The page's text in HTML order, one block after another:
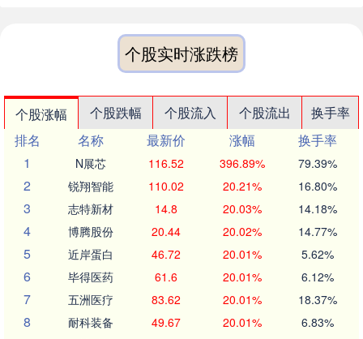
个股实时涨跌榜
个股涨幅 个股跌幅 个股流入 个股流出
换手率
排名
名称 最新价 涨幅
换手率
1
N展芯 116.52 396.89% 79.39%
2 锐翔智能 110.02 20.21% 16.80%
3 志特新材 14.8 20.03% 14.18%
4 博腾股份 20.44 20.02% 14.77%
5 近岸蛋白 46.72 20.01% 5.62%
6 毕得医药 61.6 20.01% 6.12%
7 五洲医疗 83.62 20.01% 18.37%
8 耐科装备 49.67 20.01% 6.83%